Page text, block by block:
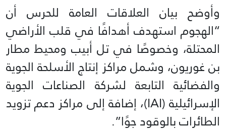
وأوضح بيان العلاقات العامة للحرس أن
“الهجوم استهدف أهدافًا في قلب الأراضي
المحتلة، وخصوصًا في تل أبيب ومحيط مطار
بن غوريون، وشمل مراكز إنتاج الأسلحة الجوية
والفضائية التابعة لشركة الصناعات الجوية
الإسرائيلية (IAI)، إضافة إلى مراكز دعم تزويد
الطائرات بالوقود جوًا”.